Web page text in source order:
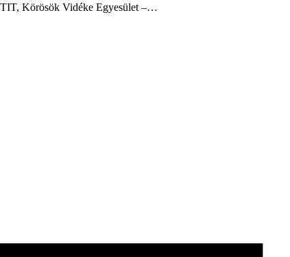
TIT, Körösök Vidéke Egyesület –…